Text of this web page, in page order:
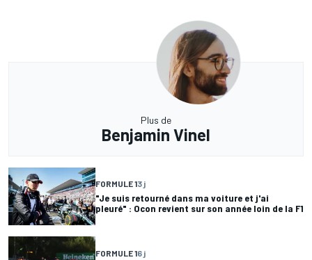
Plus de
Benjamin Vinel
FORMULE 13 j
"Je suis retourné dans ma voiture et j'ai
pleuré" : Ocon revient sur son année loin de la F1
FORMULE 16 j